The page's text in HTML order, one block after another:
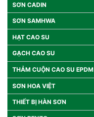
SƠN CADIN
SƠN SAMHWA
HẠT CAO SU
GẠCH CAO SU
THẢM CUỘN CAO SU EPDM
SƠN HOA VIỆT
THIẾT BỊ HÀN SƠN